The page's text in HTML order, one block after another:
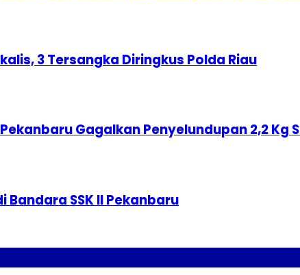
3 Tersangka Diringkus Polda Riau
Gagalkan Penyelundupan 2,2 Kg
Bandara SSK II Pekanbaru